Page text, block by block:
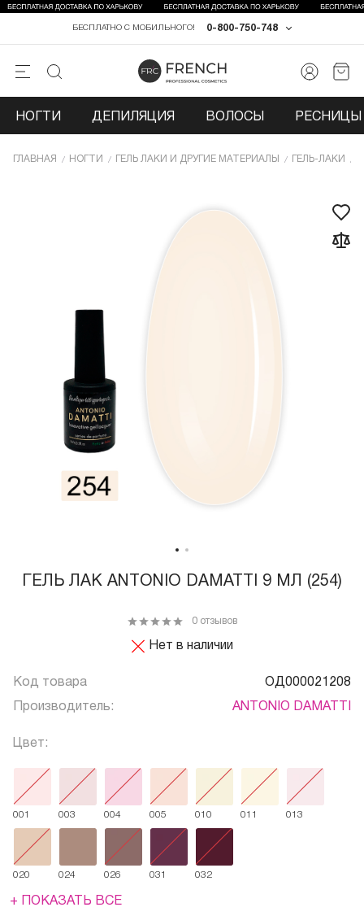
0-800-750-748
БЕСПЛАТНО С МОБИЛЬНОГО!
НОГТИ ДЕПИЛЯЦИЯ ВОЛОСЫ РЕСНИЦЫ
ГЛАВНАЯ НОГТИ ГЕЛЬ ЛАКИ И ДРУГИЕ МАТЕРИАЛЫ ГЕЛЬ-ЛАКИ
ГЕЛЬ ЛАК ANTONIO DAMATTI 9 МЛ (254)
Нет в наличии
0 отзывов
Код товара ОД000021208
Производитель: ANTONIO DAMATTI
Цвет:
001 003 004 005 010 011 013
020 024 026 031 032
+ ПОКАЗАТЬ ВСЕ